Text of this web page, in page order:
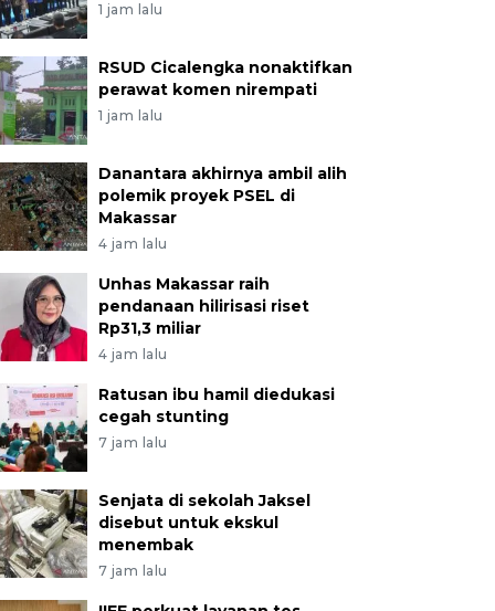
1 jam lalu
RSUD Cicalengka nonaktifkan
perawat komen nirempati
1 jam lalu
Danantara akhirnya ambil alih
polemik proyek PSEL di
Makassar
4 jam lalu
Unhas Makassar raih
pendanaan hilirisasi riset
Rp31,3 miliar
4 jam lalu
Ratusan ibu hamil diedukasi
cegah stunting
7 jam lalu
Senjata di sekolah Jaksel
disebut untuk ekskul
menembak
7 jam lalu